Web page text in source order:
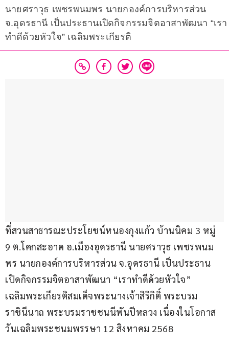
นายศราวุธ เพชรพนมพร นายกองค์การบริหารส่วน
จ.อุดรธานี เป็นประธานเปิดกิจกรรมจิตอาสาพัฒนา “เรา
ทำดีด้วยหัวใจ” เฉลิมพระเกียรติ
ที่สวนสาธารณะประโยชน์หนองกุงแก้ว บ้านนิคม 3 หมู่
9 ต.โคกสะอาด อ.เมืองอุดรธานี นายศราวุธ เพชรพนม
พร นายกองค์การบริหารส่วน จ.อุดรธานี เป็นประธาน
เปิดกิจกรรมจิตอาสาพัฒนา “เราทำดีด้วยหัวใจ”
เฉลิมพระเกียรติสมเด็จพระนางเจ้าสิริกิติ์ พระบรม
ราชินีนาถ พระบรมราชชนนีพันปีหลวง เนื่องในโอกาส
วันเฉลิมพระชนมพรรษา 12 สิงหาคม 2568